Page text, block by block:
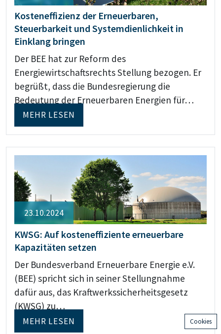
Kosteneffizienz der Erneuerbaren,
Steuerbarkeit und Systemdienlichkeit in
Einklang bringen
Der BEE hat zur Reform des
Energiewirtschaftsrechts Stellung bezogen. Er
begrüßt, dass die Bundesregierung die
Bedeutung der Erneuerbaren Energien für…
MEHR LESEN
23.10.2024
KWSG: Auf kosteneffiziente erneuerbare
Kapazitäten setzen
Der Bundesverband Erneuerbare Energie e.V.
(BEE) spricht sich in seiner Stellungnahme
dafür aus, das Kraftwerkssicherheitsgesetz
(KWSG) zu…
MEHR LESEN Cookies